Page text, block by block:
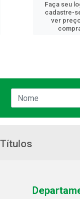
Faça seu
cadastre-
ver
Títulos